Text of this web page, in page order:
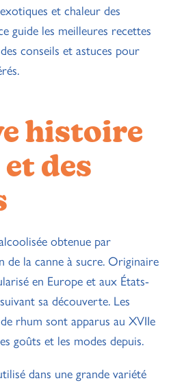
et chaleur des
guide les meilleures recettes
conseils et astuces pour
histoire
des
obtenue par
la canne à sucre. Originaire
en Europe et aux États-
sa découverte. Les
rhum sont apparus au XVIIe
goûts et les modes depuis.
dans une grande variété